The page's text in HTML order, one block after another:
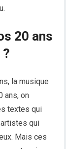
20 ans
la musique
ans, on
textes qui
artistes qui
Mais ces